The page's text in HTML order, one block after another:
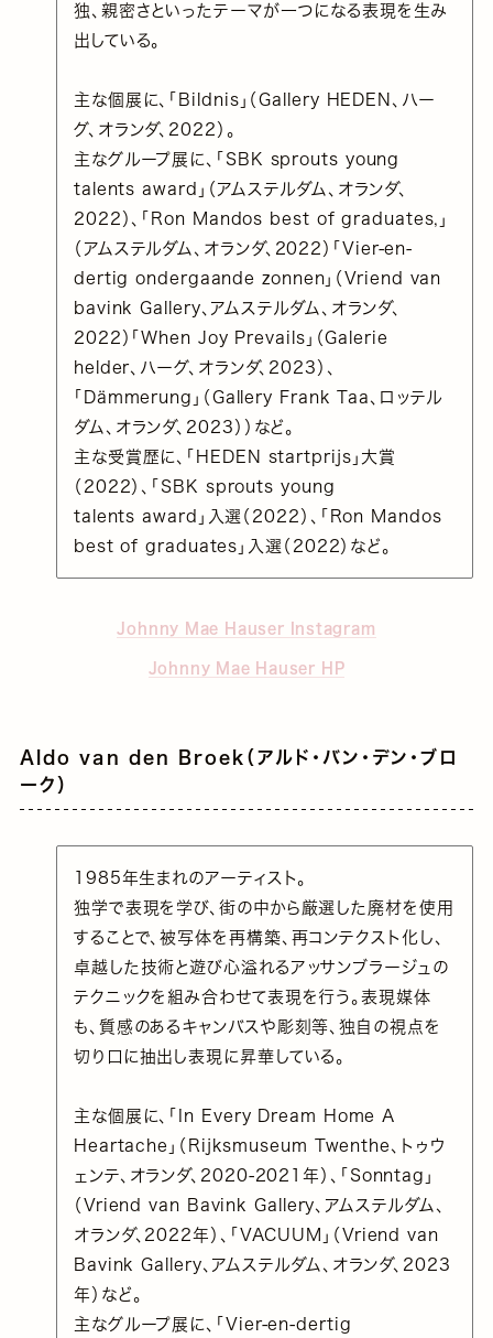
独、親密さといったテーマが一つになる表現を生み
出している。
主な個展に、「Bildnis」（Gallery HEDEN、ハー
グ、オランダ、2022）。
主なグループ展に、「SBK sprouts young
talents award」（アムステルダム、オランダ、
2022）、「Ron Mandos best of graduates,」
（アムステルダム、オランダ、2022）「Vier-en-
dertig ondergaande zonnen」（Vriend van
bavink Gallery、アムステルダム、オランダ、
2022）「When Joy Prevails」（Galerie
helder、ハーグ、オランダ、2023）、
「Dämmerung」（Gallery Frank Taa、ロッテル
ダム、オランダ、2023））など。
主な受賞歴に、「HEDEN startprijs」大賞
（2022）、「SBK sprouts young
talents award」入選（2022）、「Ron Mandos
best of graduates」入選（2022）など。
Johnny Mae Hauser Instagram
Johnny Mae Hauser HP
Aldo van den Broek（アルド・バン・デン・ブロ
ーク）
1985年生まれのアーティスト。
独学で表現を学び、街の中から厳選した廃材を使用
することで、被写体を再構築、再コンテクスト化し、
卓越した技術と遊び心溢れるアッサンブラージュの
テクニックを組み合わせて表現を行う。表現媒体
も、質感のあるキャンバスや彫刻等、独自の視点を
切り口に抽出し表現に昇華している。
主な個展に、「In Every Dream Home A
Heartache」（Rijksmuseum Twenthe、トゥウ
ェンテ、オランダ、2020-2021年）、「Sonntag」
（Vriend van Bavink Gallery、アムステルダム、
オランダ、2022年）、「VACUUM」（Vriend van
Bavink Gallery、アムステルダム、オランダ、2023
年）など。
主なグループ展に、「Vier-en-dertig